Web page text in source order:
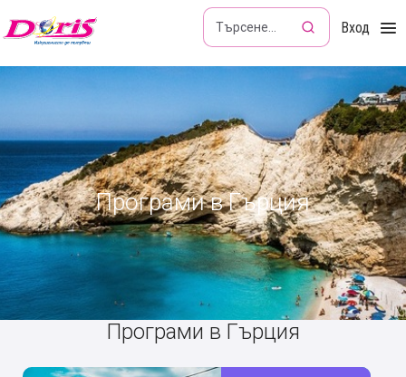
Doris - Изкушението да пътуваш Вход
Програми в Гърция
Програми в Гърция